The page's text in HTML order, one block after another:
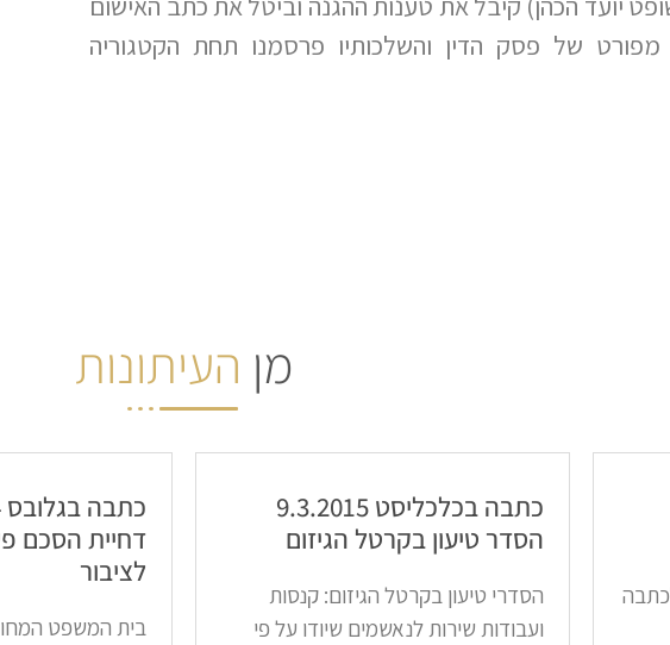
של פסק הדין והשלכותיו פרסמנו תחת הקטגוריה
מן העיתונות
אמנון לוי 15.3.2010 לכתבה
כתבה בכלכליסט 9.3.2015
הסדר טיעון בקרטל הגיזום​
הסדרי טיעון בקרטל הגיזום: קנסות
ועבודות שירות לנאשמים שיודו על פי
דחיית הסכם
לציבור​
בית המשפט